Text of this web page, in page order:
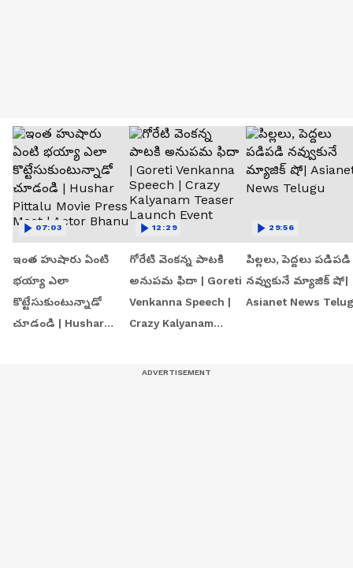
ఇంత హుషారు ఏంటి
భయ్యా ఎలా
కొట్టేసుకుంటున్నాడో
చూడండి | Hushar
07:03
గోరేటి వెంకన్న పాటకి
అనుపమ ఫిదా | Goreti
Venkanna Speech |
Crazy Kalyanam
12:29
పిల్లలు, పెద్దలు పడిపడి
నవ్వుకునే మ్యాజిక్ షో|
Asianet News
29:56